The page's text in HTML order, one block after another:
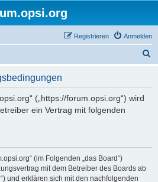
Anmelden
Registrieren
(„https://forum.opsi.org“) wird
ein Vertrag mit folgenden
(im Folgenden „das Board“)
mit dem Betreiber des Boards ab
und erklären sich mit den nachfolgenden